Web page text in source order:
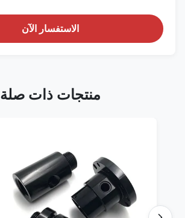
الاستفسار الآن
منتجات ذات صلة